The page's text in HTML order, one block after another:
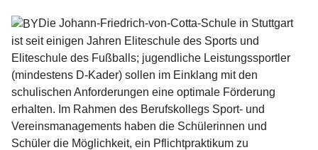
Die Johann-Friedrich-von-Cotta-Schule in Stuttgart
ist seit einigen Jahren Eliteschule des Sports und
Eliteschule des Fußballs; jugendliche Leistungssportler
(mindestens D-Kader) sollen im Einklang mit den
schulischen Anforderungen eine optimale Förderung
erhalten. Im Rahmen des Berufskollegs Sport- und
Vereinsmanagements haben die Schülerinnen und
Schüler die Möglichkeit, ein Pflichtpraktikum zu